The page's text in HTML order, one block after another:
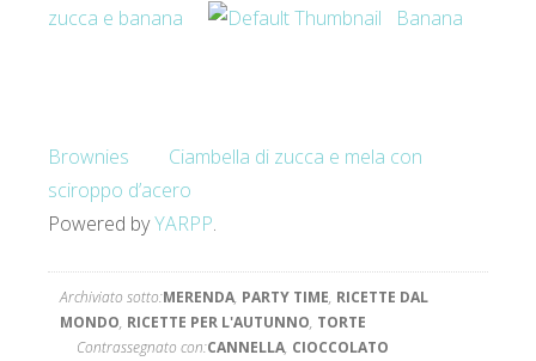
zucca e banana
Banana
Brownies
Ciambella di zucca e mela con
sciroppo d’acero
Powered byYARPP.
Archiviato sotto:MERENDA, PARTY TIME, RICETTE DAL
MONDO, RICETTE PER L'AUTUNNO, TORTE
Contrassegnato con:CANNELLA, CIOCCOLATO